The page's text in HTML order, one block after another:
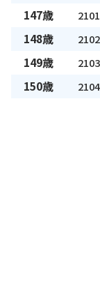
147歳
148歳
149歳
150歳